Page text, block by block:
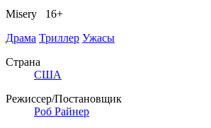
Misery 16+
Драма Триллер Ужасы
Страна
США
Режиссер/Постановщик
Роб Райнер